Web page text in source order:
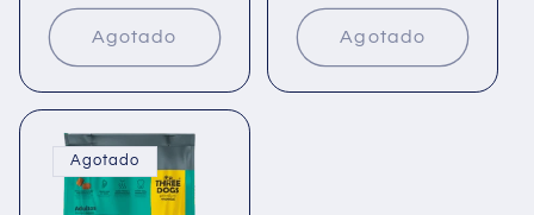
Agotado Agotado
Agotado